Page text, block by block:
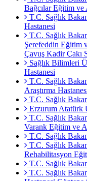
Bağcılar Eğitim ve
T.C. Sağlık
Hastanesi
T.C. Sağlık
Şerefeddin Eğitim
Çavuş Kadir Çakı
Sağlık Bilimleri
Hastanesi
T.C. Sağlık
Araştırma
T.C. Sağlık
Erzurum Atatürk
T.C. Sağlık
Varank Eğitim ve
T.C. Sağlık
T.C. Sağlık
Rehabilitasyon
T.C. Sağlık
T.C. Sağlık